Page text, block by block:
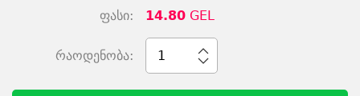
ფასი: 14.80GEL
რაოდენობა: 1